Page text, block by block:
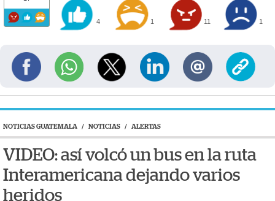
4 1 11 1
NOTICIAS GUATEMALA / NOTICIAS / ALERTAS
VIDEO: así volcó un bus en la ruta
Interamericana dejando varios
heridos